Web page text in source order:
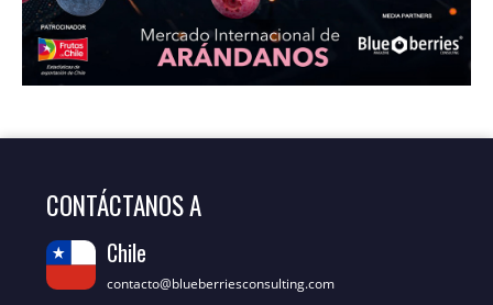
CONTÁCTANOS A
Chile
contacto@blueberriesconsulting.com